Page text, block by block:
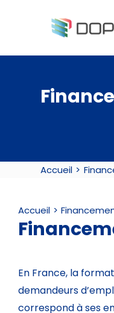
Accueil
Accueil
En France, la
demandeurs
correspond à ses